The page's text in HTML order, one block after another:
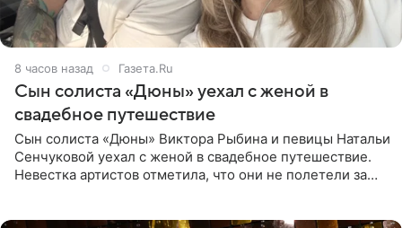
8 часов назад Газета.Ru
Сын солиста «Дюны» уехал с женой в
свадебное путешествие
Сын солиста «Дюны» Виктора Рыбина и певицы Натальи
Сенчуковой уехал с женой в свадебное путешествие.
Невестка артистов отметила, что они не полетели за